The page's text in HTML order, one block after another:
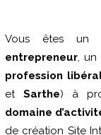
Vous êtes un
entrepreneur, un
profession
et Sarthe) à
domaine
de création Site